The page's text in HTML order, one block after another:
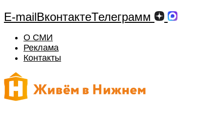
E-mailВконтактеТелеграмм
О СМИ
Реклама
Контакты